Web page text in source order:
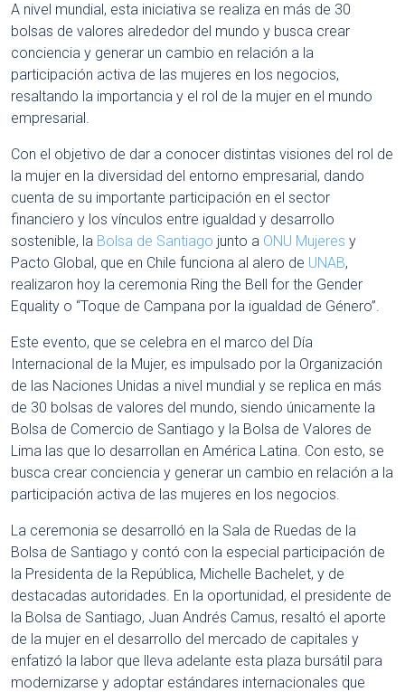
A nivel mundial, esta iniciativa se realiza en más de 30
bolsas de valores alrededor del mundo y busca crear
conciencia y generar un cambio en relación a la
participación activa de las mujeres en los negocios,
resaltando la importancia y el rol de la mujer en el mundo
empresarial.
Con el objetivo de dar a conocer distintas visiones del rol de
la mujer en la diversidad del entorno empresarial, dando
cuenta de su importante participación en el sector
financiero y los vínculos entre igualdad y desarrollo
sostenible, la Bolsa de Santiago junto a ONU Mujeres y
Pacto Global, que en Chile funciona al alero de UNAB,
realizaron hoy la ceremonia Ring the Bell for the Gender
Equality o “Toque de Campana por la igualdad de Género”.
Este evento, que se celebra en el marco del Día
Internacional de la Mujer, es impulsado por la Organización
de las Naciones Unidas a nivel mundial y se replica en más
de 30 bolsas de valores del mundo, siendo únicamente la
Bolsa de Comercio de Santiago y la Bolsa de Valores de
Lima las que lo desarrollan en América Latina. Con esto, se
busca crear conciencia y generar un cambio en relación a la
participación activa de las mujeres en los negocios.
La ceremonia se desarrolló en la Sala de Ruedas de la
Bolsa de Santiago y contó con la especial participación de
la Presidenta de la República, Michelle Bachelet, y de
destacadas autoridades. En la oportunidad, el presidente de
la Bolsa de Santiago, Juan Andrés Camus, resaltó el aporte
de la mujer en el desarrollo del mercado de capitales y
enfatizó la labor que lleva adelante esta plaza bursátil para
modernizarse y adoptar estándares internacionales que